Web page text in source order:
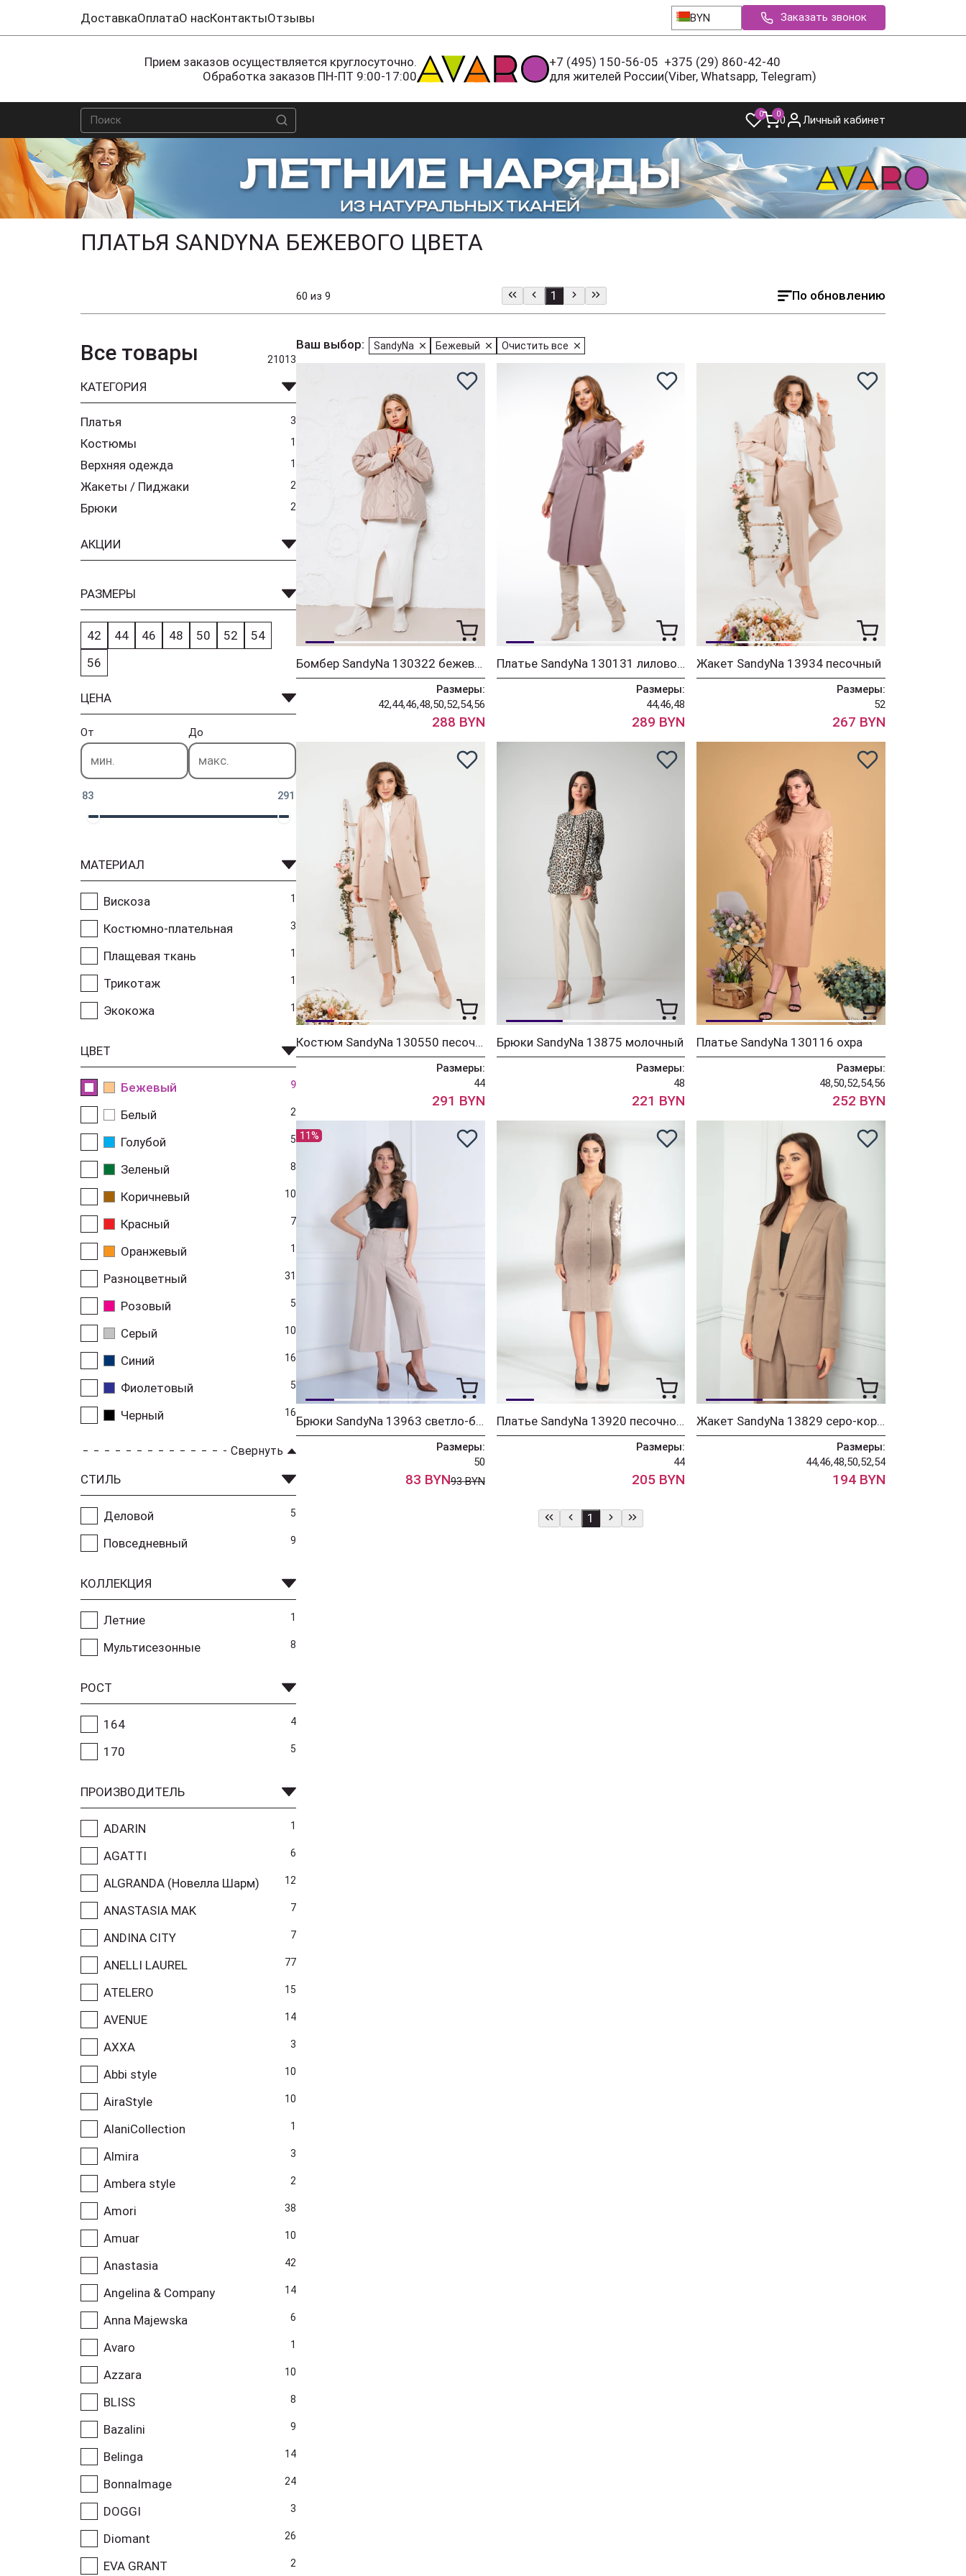
ДоставкаОплатаО насКонтактыОтзывы BYN Заказать звонок
Прием заказов осуществляется круглосуточно.
Обработка заказов ПН-ПТ 9:00-17:00
+7 (495) 150-56-05
для жителей России
+375 (29) 860-42-40
(Viber, Whatsapp, Telegram)
0 00 Личный кабинет
ПЛАТЬЯ SANDYNA БЕЖЕВОГО ЦВЕТА
60 из 9 По обновлению
1
Все товары 21013
КАТЕГОРИЯ
Платья 3
Костюмы 1
Верхняя одежда 1
Жакеты / Пиджаки 2
Брюки 2
АКЦИИ
РАЗМЕРЫ
42 44 46 48 50 52
54
56
ЦЕНА
От До
83 291
МАТЕРИАЛ
Вискоза 1
Костюмно-плательная 3
Плащевая ткань 1
Трикотаж 1
Экокожа 1
ЦВЕТ
Бежевый 9
Белый 2
Голубой 5
Зеленый 8
Коричневый 10
Красный 7
Оранжевый 1
Разноцветный 31
Розовый 5
Серый 10
Синий 16
Фиолетовый 5
Черный 16
Свернуть
СТИЛЬ
Деловой 5
Повседневный 9
КОЛЛЕКЦИЯ
Летние 1
Мультисезонные 8
РОСТ
164 4
170 5
ПРОИЗВОДИТЕЛЬ
ADARIN 1
AGATTI 6
ALGRANDA (Новелла Шарм) 12
ANASTASIA MAK 7
ANDINA CITY 7
ANELLI LAUREL 77
ATELERO 15
AVENUE 14
AXXA 3
Abbi style 10
AiraStyle 10
AlaniCollection 1
Almira 3
Ambera style 2
Amori 38
Amuar 10
Anastasia 42
Angelina & Company 14
Anna Majewska 6
Avaro 1
Azzara 10
BLISS 8
Bazalini 9
Belinga 14
BonnaImage 24
DOGGI 3
Diomant 26
EVA GRANT 2
Ваш выбор: SandyNa Бежевый Очистить все
Бомбер SandyNa 130322 бежевый
Размеры:
42,44,46,48,50,52,54,56
288 BYN
Платье SandyNa 130131 лилово-бежевый
Размеры:
44,46,48
289 BYN
Жакет SandyNa 13934 песочный
Размеры:
52
267 BYN
Костюм SandyNa 130550 песочный
Размеры:
44
291 BYN
Брюки SandyNa 13875 молочный
Размеры:
48
221 BYN
Платье SandyNa 130116 охра
Размеры:
48,50,52,54,56
252 BYN
11%
Брюки SandyNa 13963 светло-бежевый
Размеры:
50
83 BYN93 BYN
Платье SandyNa 13920 песочно-бежевый "тигр"
Размеры:
44
205 BYN
Жакет SandyNa 13829 серо-коричневый
Размеры:
44,46,48,50,52,54
194 BYN
1